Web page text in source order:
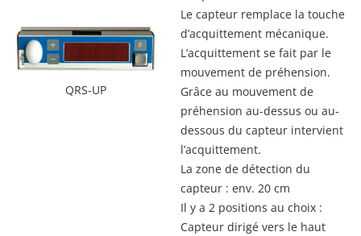
QRS-UP
Le capteur remplace la touche
d’acquittement mécanique.
L’acquittement se fait par le
mouvement de préhension.
Grâce au mouvement de
préhension au-dessus ou au-
dessous du capteur intervient
l’acquittement.
La zone de détection du
capteur : env. 20 cm
Il y a 2 positions au choix :
Capteur dirigé vers le haut